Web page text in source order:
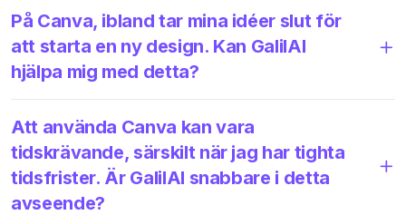
På Canva, ibland tar mina idéer slut för
att starta en ny design. Kan GalilAI
hjälpa mig med detta?
Att använda Canva kan vara
tidskrävande, särskilt när jag har tighta
tidsfrister. Är GalilAI snabbare i detta
avseende?